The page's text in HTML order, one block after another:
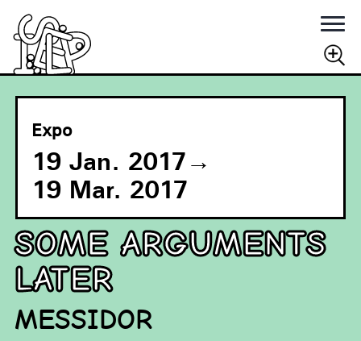
Expo
19 Jan. 2017→
19 Mar. 2017
SOME ARGUMENTS
LATER
MESSIDOR